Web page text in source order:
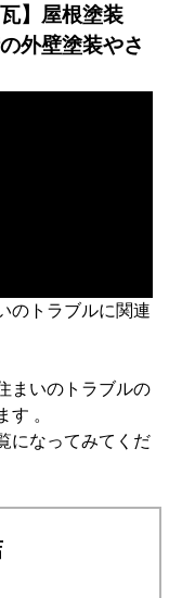
】屋根塗装
外壁塗装やさ
のトラブルに関連
まいのトラブルの
。
になってみてくだ